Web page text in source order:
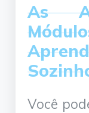
As
Você